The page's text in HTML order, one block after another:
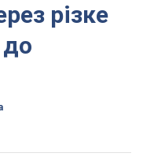
різке